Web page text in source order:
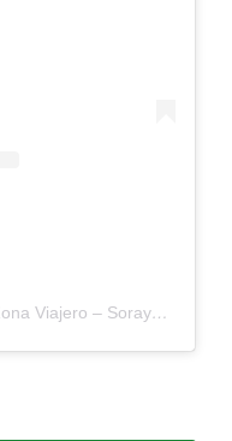
Una publicación compartida de Zona Viajero – Soraya Aparicio (@zonaviajero)